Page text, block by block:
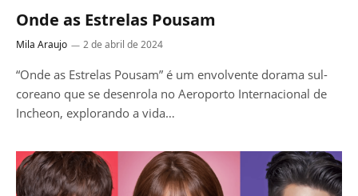
Onde as Estrelas Pousam
Mila Araujo 2 de abril de 2024
“Onde as Estrelas Pousam” é um envolvente dorama sul-
coreano que se desenrola no Aeroporto Internacional de
Incheon, explorando a vida…